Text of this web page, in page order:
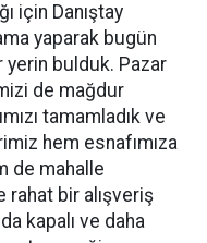
için Danıştay
yaparak bugün
yerin bulduk. Pazar
de mağdur
tamamladık ve
hem esnafımıza
de mahalle
rahat bir alışveriş
kapalı ve daha